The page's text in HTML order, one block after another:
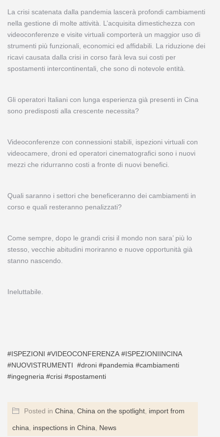
La crisi scatenata dalla pandemia lascerà profondi cambiamenti
nella gestione di molte attività. L’acquisita dimestichezza con
videoconferenze e visite virtuali comporterà un maggior uso di
strumenti più funzionali, economici ed affidabili. La riduzione dei
ricavi causata dalla crisi in corso farà leva sui costi per
spostamenti intercontinentali, che sono di notevole entità.
Gli operatori Italiani con lunga esperienza già presenti in Cina
sono predisposti alla crescente necessita?
Videoconferenze con connessioni stabili, ispezioni virtuali con
videocamere, droni ed operatori cinematografici sono i nuovi
mezzi che ridurranno costi a fronte di nuovi benefici.
Quali saranno i settori che beneficeranno dei cambiamenti in
corso e quali resteranno penalizzati?
Come sempre, dopo le grandi crisi il mondo non sara’ più lo
stesso, vecchie abitudini moriranno e nuove opportunità già
stanno nascendo.
Ineluttabile.
#ISPEZIONI #VIDEOCONFERENZA #ISPEZIONIINCINA
#NUOVISTRUMENTI #droni #pandemia #cambiamenti
#ingegneria #crisi #spostamenti
Posted in China China on the spotlight import from
china inspections in China News